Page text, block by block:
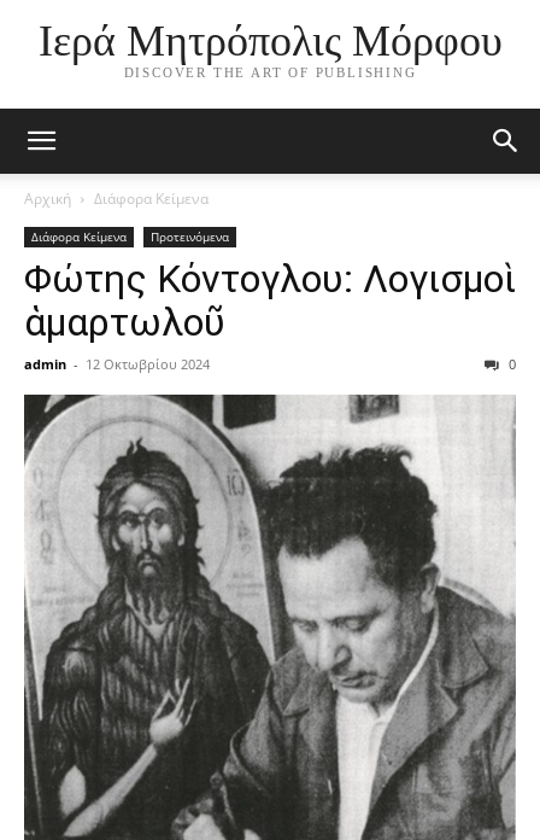
Ιερά Μητρόπολις Μόρφου
DISCOVER THE ART OF PUBLISHING
Αρχική Διάφορα Κείμενα
Διάφορα Κείμενα Προτεινόμενα
Φώτης Κόντογλου: Λογισμοὶ
ἁμαρτωλοῦ
admin - 12 Οκτωβρίου 2024 0